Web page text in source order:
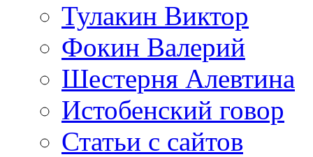
Тулакин Виктор
Фокин Валерий
Шестерня Алевтина
Истобенский говор
Статьи с сайтов